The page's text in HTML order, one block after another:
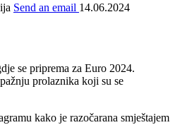
Send an email 14.06.2024
se priprema za Euro 2024.
prolaznika koji su se
kako je razočarana smještajem